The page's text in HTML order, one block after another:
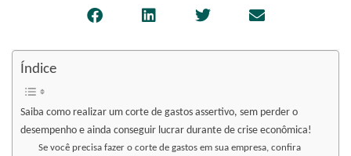
Índice
Saiba como realizar um corte de gastos assertivo, sem perder o
desempenho e ainda conseguir lucrar durante de crise econômica!
Se você precisa fazer o corte de gastos em sua empresa, confira